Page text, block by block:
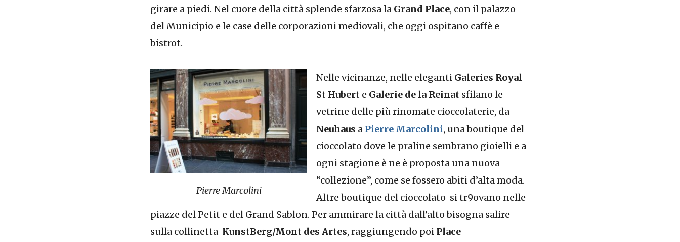
girare a piedi. Nel cuore della città splende sfarzosa la Grand Place, con il palazzo
del Municipio e le case delle corporazioni mediovali, che oggi ospitano caffè e
bistrot.
Pierre Marcolini
Nelle vicinanze, nelle eleganti Galeries Royal
St Hubert e Galerie de la Reinat sfilano le
vetrine delle più rinomate cioccolaterie, da
Neuhaus a Pierre Marcolini, una boutique del
cioccolato dove le praline sembrano gioielli e a
ogni stagione è ne è proposta una nuova
“collezione”, come se fossero abiti d’alta moda.
Altre boutique del cioccolato si tr9ovano nelle
piazze del Petit e del Grand Sablon. Per ammirare la città dall’alto bisogna salire
sulla collinetta KunstBerg/Mont des Artes, raggiungendo poi Place